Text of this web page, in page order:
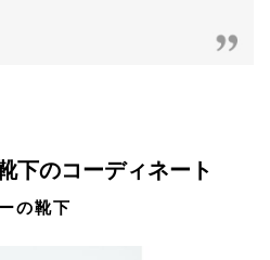
下のコーディネート
の靴下